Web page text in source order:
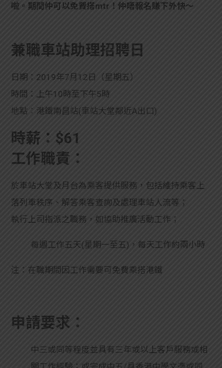
啦。期間仲可以免費搭mtr！仲唔報名賺下外快～
兼職車站助理招聘日
日期：2019年7月12日（星期五）
時間：上午10時至下午5時
地點：港鐵南昌站(車站大堂鄰近A出口)
時薪： $61
工作職責：
於車站大堂及月台為乘客提供服務，包括維持乘客上
落列車秩序、解答乘客查詢及處理車站人流等；
執行上司指派之職務，如協助推廣活動工作；
每週工作五天(星期一至五)，每天工作約兩小時
注：在職期間因工作需要可免費乘搭港鐵
申請要求：
中三或同等程度並具有三年或以上客戶服務或相